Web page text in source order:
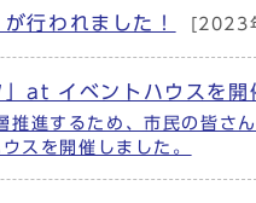
行われました！ [2023
」at イベントハウスを
推進するため、市民の皆さ
スを開催しました。